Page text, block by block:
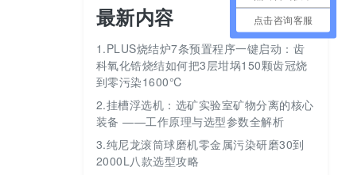
最新内容
1.PLUS烧结炉7条预置程序一键启动：齿
科氧化锆烧结如何把3层坩埚150颗齿冠烧
到零污染1600℃
2.挂槽浮选机：选矿实验室矿物分离的核心
装备 ——工作原理与选型参数全解析
3.纯尼龙滚筒球磨机零金属污染研磨30到
2000L八款选型攻略
点击咨询客服